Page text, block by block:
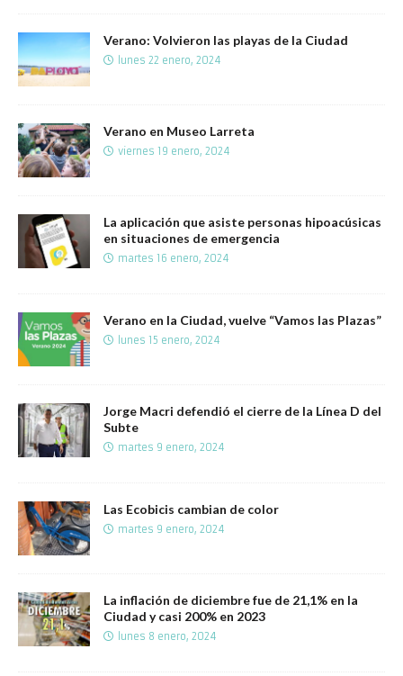
Verano: Volvieron las playas de la Ciudad
lunes 22 enero, 2024
Verano en Museo Larreta
viernes 19 enero, 2024
La aplicación que asiste personas hipoacúsicas
en situaciones de emergencia
martes 16 enero, 2024
Verano en la Ciudad, vuelve “Vamos las Plazas”
lunes 15 enero, 2024
Jorge Macri defendió el cierre de la Línea D del
Subte
martes 9 enero, 2024
Las Ecobicis cambian de color
martes 9 enero, 2024
La inflación de diciembre fue de 21,1% en la
Ciudad y casi 200% en 2023
lunes 8 enero, 2024